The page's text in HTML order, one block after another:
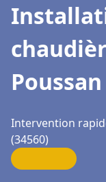
Poussan
Intervention
(34560)